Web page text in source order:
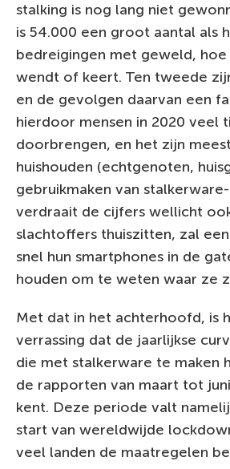
stalking is nog lang niet
is 54.000 een groot aantal als
bedreigingen met geweld,
wendt of keert. Ten tweede
en de gevolgen daarvan een
hierdoor mensen in 2020 veel
doorbrengen, en het zijn
huishouden (echtgenoten,
gebruikmaken van
verdraait de cijfers wellicht
slachtoffers thuiszitten, zal
snel hun smartphones in de
houden om te weten waar ze
Met dat in het achterhoofd, is
verrassing dat de jaarlijkse
die met stalkerware te maken
de rapporten van maart tot
kent. Deze periode valt
start van wereldwijde
veel landen de maatregelen